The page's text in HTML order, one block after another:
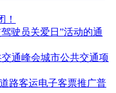
！
驶员关爱日”活动的通
通峰会城市公共交通项
路客运电子客票推广普